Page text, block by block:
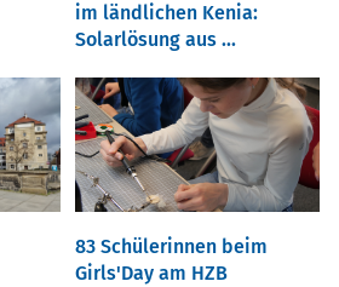
im ländlichen Kenia:
Solarlösung aus ...
83 Schülerinnen beim
Girls'Day am HZB